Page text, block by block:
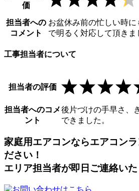
価
担当者への
コメント
お盆休み前の忙しい時
で明るく対応して頂きま
工事担当者について
担当者の評価
担当者へのコメ
ント
後片づけの手早さ、
できました。
家庭用エアコンならエアコン
ださい！
エリア担当者が即日ご連絡いた